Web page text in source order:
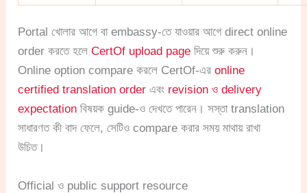
Portal খোলার আগে বা embassy-তে যাওয়ার আগে direct online
order করতে হলেCertOf upload page দিয়ে শুরু করুন।
Online option compare করলে CertOf-এরonline
certified translation order এবং revision ও delivery
expectation বিষয়ক guide-ও দেখতে পারেন। সস্তা translation
সাধারণত কী বাদ ফেলে, সেটিও compare করার সময় মাথায় রাখা
উচিত।
Official ও public support resource